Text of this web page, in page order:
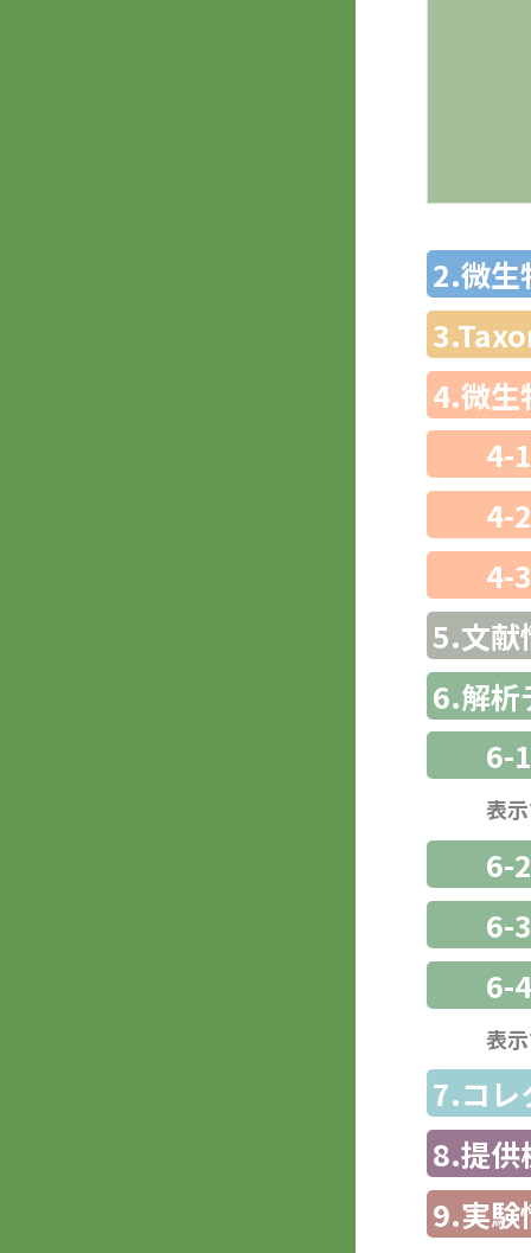
2.微生
4.微生
4-
4-
4-
5.文献
6.解析
6-
表
6-
6-
6-
表
7.コレ
8.提供
9.実験